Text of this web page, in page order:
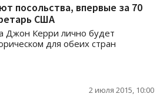
посольства, впервые за 70
США
Джон Керри лично будет
для обеих стран
2 июля 2015, 10:00